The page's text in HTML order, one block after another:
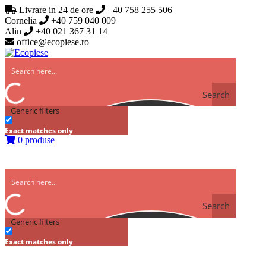
Livrare in 24 de ore
+40 758 255 506
Cornelia
+40 759 040 009
Alin
+40 021 367 31 14
office@ecopiese.ro
Search
Generic filters
Exact matches only
0 produse
Search
Generic filters
Exact matches only